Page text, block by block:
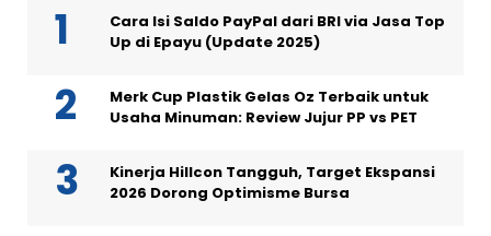
Cara Isi Saldo PayPal dari BRI via Jasa Top
Up di Epayu (Update 2025)
Merk Cup Plastik Gelas Oz Terbaik untuk
Usaha Minuman: Review Jujur PP vs PET
Kinerja Hillcon Tangguh, Target Ekspansi
2026 Dorong Optimisme Bursa